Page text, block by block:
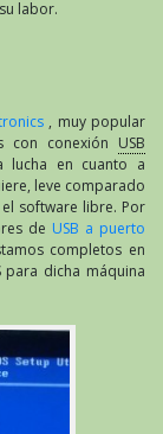
labor.
, muy popular
con conexión USB
lucha en cuanto a
leve comparado
software libre. Por
de USB a puerto
completos en
para dicha máquina